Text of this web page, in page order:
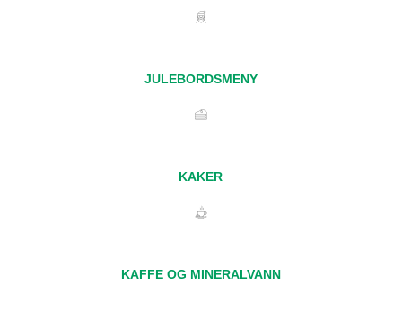
JULEBORDSMENY
KAKER
KAFFE OG MINERALVANN